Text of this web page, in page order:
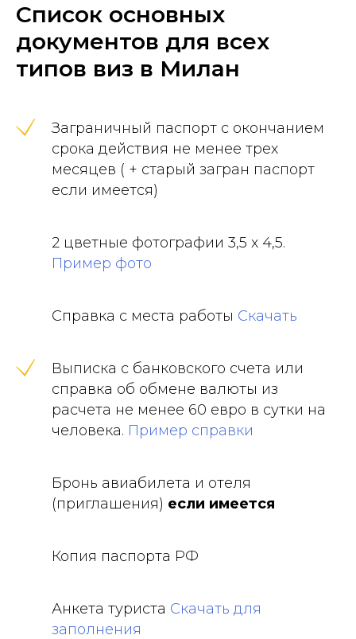
Список основных
документов для всех
типов виз в Милан
Заграничный паспорт с окончанием
срока действия не менее трех
месяцев ( + старый загран паспорт
если имеется)
2 цветные фотографии 3,5 х 4,5.
Пример фото
Справка с места работы Скачать
Выписка с банковского счета или
справка об обмене валюты из
расчета не менее 60 евро в сутки на
человека. Пример справки
Бронь авиабилета и отеля
(приглашения) если имеется
Копия паспорта РФ
Анкета туриста Скачать для
заполнения